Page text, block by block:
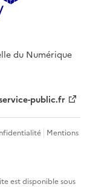
du Numérique
public.fr
Mentions
est disponible sous